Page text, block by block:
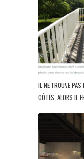
IL NE TROUVE PAS
CÔTÉS, ALORS IL